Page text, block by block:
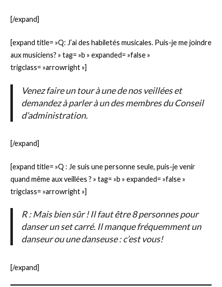
[/expand]
[expand title= »Q: J’ai des habiletés musicales. Puis-je me joindre
aux musiciens? » tag= »b » expanded= »false »
trigclass= »arrowright »]
Venez faire un tour à une de nos veillées et
demandez à parler à un des membres du Conseil
d’administration.
[/expand]
[expand title= »Q : Je suis une personne seule, puis-je venir
quand même aux veillées ? » tag= »b » expanded= »false »
trigclass= »arrowright »]
R : Mais bien sûr ! Il faut être 8 personnes pour
danser un set carré. Il manque fréquemment un
danseur ou une danseuse : c’est vous!
[/expand]